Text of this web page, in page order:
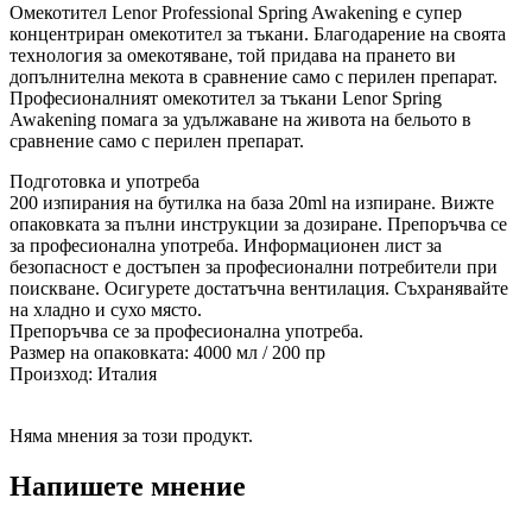
Омекотител Lenor Professional Spring Awakening е супер
концентриран омекотител за тъкани. Благодарение на своята
технология за омекотяване, той придава на прането ви
допълнителна мекота в сравнение само с перилен препарат.
Професионалният омекотител за тъкани Lenor Spring
Awakening помага за удължаване на живота на бельото в
сравнение само с перилен препарат.
Подготовка и употреба
200 изпирания на бутилка на база 20ml на изпиране. Вижте
опаковката за пълни инструкции за дозиране. Препоръчва се
за професионална употреба. Информационен лист за
безопасност е достъпен за професионални потребители при
поискване. Осигурете достатъчна вентилация. Съхранявайте
на хладно и сухо място.
Препоръчва се за професионална употреба.
Размер на опаковката: 4000 мл / 200 пр
Произход: Италия
Няма мнения за този продукт.
Напишете мнение